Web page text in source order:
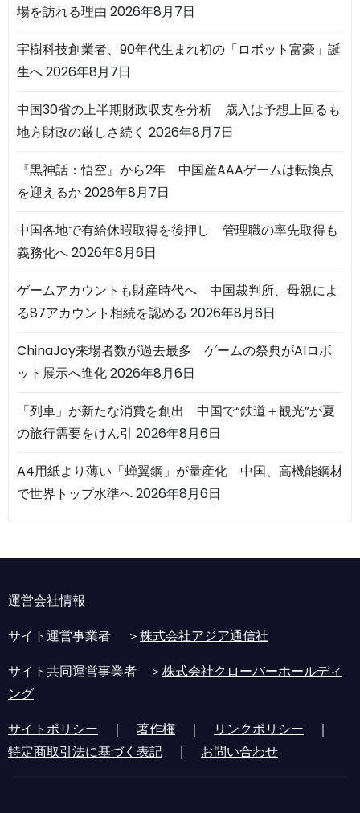
場を訪れる理由 2026年8月7日
宇樹科技創業者、90年代生まれ初の「ロボット富豪」誕
生へ2026年8月7日
中国30省の上半期財政収支を分析 歳入は予想上回るも
地方財政の厳しさ続く 2026年8月7日
『黒神話：悟空』から2年 中国産AAAゲームは転換点
を迎えるか2026年8月7日
中国各地で有給休暇取得を後押し 管理職の率先取得も
義務化へ2026年8月6日
ゲームアカウントも財産時代へ 中国裁判所、母親によ
る87アカウント相続を認める 2026年8月6日
ChinaJoy来場者数が過去最多 ゲームの祭典がAIロボ
ット展示へ進化2026年8月6日
「列車」が新たな消費を創出 中国で“鉄道＋観光”が夏
の旅行需要をけん引 2026年8月6日
A4用紙より薄い「蝉翼鋼」が量産化 中国、高機能鋼材
で世界トップ水準へ2026年8月6日
運営会社情報
サイト運営事業者 ＞株式会社アジア通信社
サイト共同運営事業者 ＞株式会社クローバーホールディ
ング
サイトポリシー ｜ 著作権 ｜ リンクポリシー ｜
特定商取引法に基づく表記 ｜ お問い合わせ